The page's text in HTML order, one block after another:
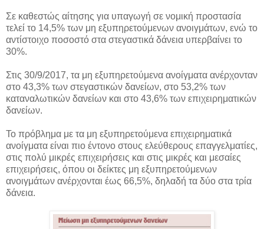
Σε καθεστώς αίτησης για υπαγωγή σε νομική προστασία
τελεί το 14,5% των μη εξυπηρετούμενων ανοιγμάτων, ενώ το
αντίστοιχο ποσοστό στα στεγαστικά δάνεια υπερβαίνει το
30%.
Στις 30/9/2017, τα μη εξυπηρετούμενα ανοίγματα ανέρχονταν
στο 43,3% των στεγαστικών δανείων, στο 53,2% των
καταναλωτικών δανείων και στο 43,6% των επιχειρηματικών
δανείων.
Το πρόβλημα με τα μη εξυπηρετούμενα επιχειρηματικά
ανοίγματα είναι πιο έντονο στους ελεύθερους επαγγελματίες,
στις πολύ μικρές επιχειρήσεις και στις μικρές και μεσαίες
επιχειρήσεις, όπου οι δείκτες μη εξυπηρετούμενων
ανοιγμάτων ανέρχονται έως 66,5%, δηλαδή τα δύο στα τρία
δάνεια.